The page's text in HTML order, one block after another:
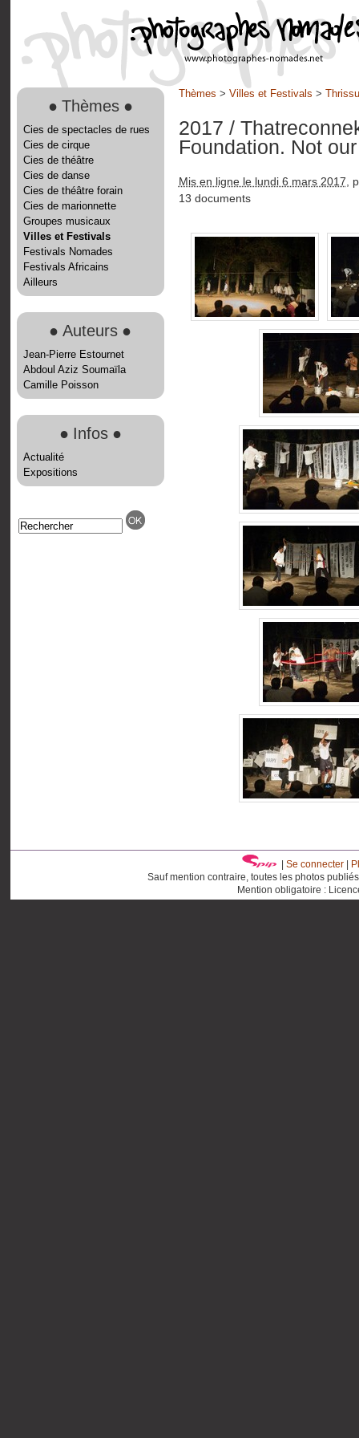
● Thèmes ●
Cies de spectacles de rues
Cies de cirque
Cies de théâtre
Cies de danse
Cies de théâtre forain
Cies de marionnette
Groupes musicaux
Villes et Festivals
Festivals Nomades
Festivals Africains
Ailleurs
● Auteurs ●
Jean-Pierre Estournet
Abdoul Aziz Soumaïla
Camille Poisson
● Infos ●
Actualité
Expositions
Thèmes > Villes et Festivals >
2017 /
Foundation. Not
Mis en ligne le lundi 6 mars 2017 ,
13 documents
Se connecter|
Sauf mention contraire, toutes les photos
Mention obligatoire :